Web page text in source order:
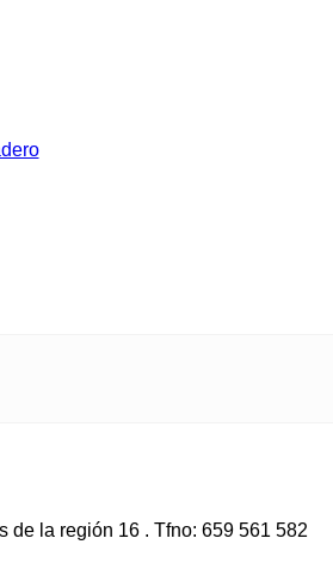
de la región 16 . Tfno: 659 561 582